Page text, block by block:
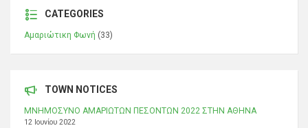
CATEGORIES
Αμαριώτικη Φωνή (33)
TOWN NOTICES
ΜΝΗΜΟΣΥΝΟ ΑΜΑΡΙΩΤΩΝ ΠΕΣΟΝΤΩΝ 2022 ΣΤΗΝ ΑΘΗΝΑ
12 Ιουνίου 2022